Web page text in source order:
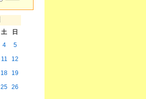
土
日
4
5
11
12
18
19
25 26